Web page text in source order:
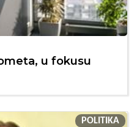
u fokusu
POLITIKA